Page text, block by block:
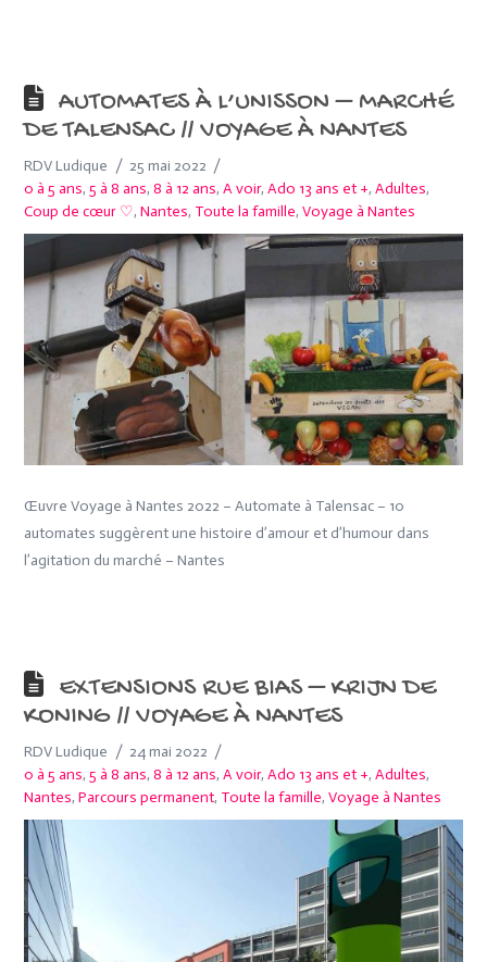
AUTOMATES À L’UNISSON – MARCHÉ
DE TALENSAC // VOYAGE À NANTES
RDV Ludique
25 mai 2022
0 à 5 ans,5 à 8 ans,8 à 12 ans,A voir,Ado 13 ans et +,Adultes,
Coup de cœur ♡,Nantes, Toute la famille,Voyage à Nantes
Œuvre Voyage à Nantes 2022 – Automate à Talensac – 10
automates suggèrent une histoire d’amour et d’humour dans
l’agitation du marché – Nantes
EXTENSIONS RUE BIAS – KRIJN DE
KONING // VOYAGE À NANTES
RDV Ludique
24 mai 2022
0 à 5 ans,5 à 8 ans,8 à 12 ans,A voir,Ado 13 ans et +,Adultes,
Nantes,Parcours permanent, Toute la famille,Voyage à Nantes